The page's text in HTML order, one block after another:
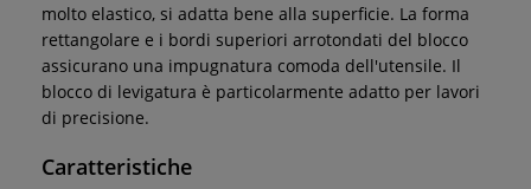
molto elastico, si adatta bene alla superficie. La forma
rettangolare e i bordi superiori arrotondati del blocco
assicurano una impugnatura comoda dell'utensile. Il
blocco di levigatura è particolarmente adatto per lavori
di precisione.
Caratteristiche